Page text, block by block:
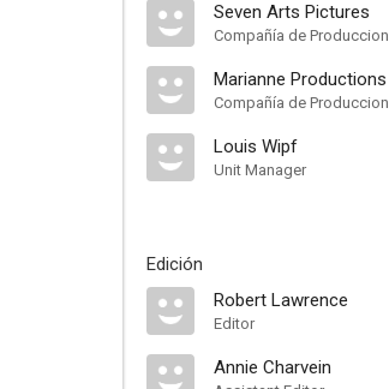
Seven Arts Pictures
Compañía de Produccion
Marianne Productions
Compañía de Produccion
Louis Wipf
Unit Manager
Edición
Robert Lawrence
Editor
Annie Charvein